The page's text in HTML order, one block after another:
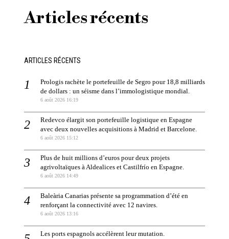
Articles récents
ARTICLES RÉCENTS
Prologis rachète le portefeuille de Segro pour 18,8 milliards
de dollars : un séisme dans l’immologistique mondial.
6 août 2026 16:19
Redevco élargit son portefeuille logistique en Espagne
avec deux nouvelles acquisitions à Madrid et Barcelone.
6 août 2026 15:12
Plus de huit millions d’euros pour deux projets
agrivoltaïques à Aldealices et Castilfrío en Espagne.
6 août 2026 14:49
Baleària Canarias présente sa programmation d’été en
renforçant la connectivité avec 12 navires.
6 août 2026 13:16
Les ports espagnols accélèrent leur mutation.